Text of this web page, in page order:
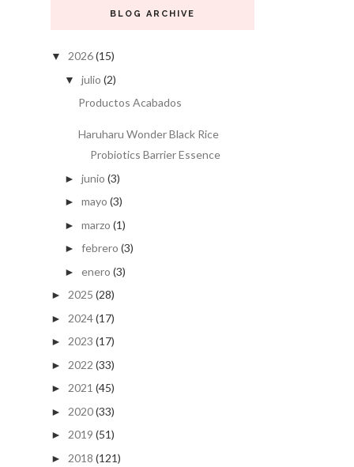
BLOG ARCHIVE
▼ 2026(15)
▼ julio (2)
Productos Acabados
Haruharu Wonder Black Rice
Probiotics Barrier Essence
► junio (3)
► mayo (3)
► marzo (1)
► febrero (3)
► enero (3)
► 2025 (28)
► 2024(17)
► 2023 (17)
► 2022 (33)
► 2021 (45)
► 2020(33)
► 2019 (51)
► 2018 (121)